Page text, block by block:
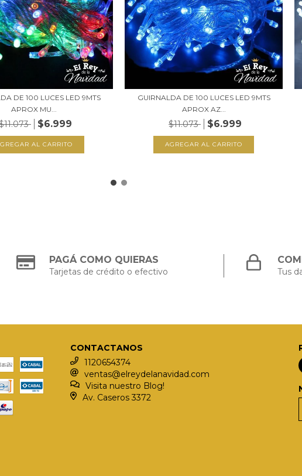
DE 100 LUCES LED 9MTS
APROX MU...
$6.999
GUIRNALDA DE 100 LUCES LED 9MTS
APROX AZ...
$11.073 $6.999
PAGÁ COMO QUIERAS
Tarjetas de crédito o efectivo Tus
CONTACTANOS
1120654374
ventas@elreydelanavidad.com
Visita nuestro Blog!
Av. Caseros 3372